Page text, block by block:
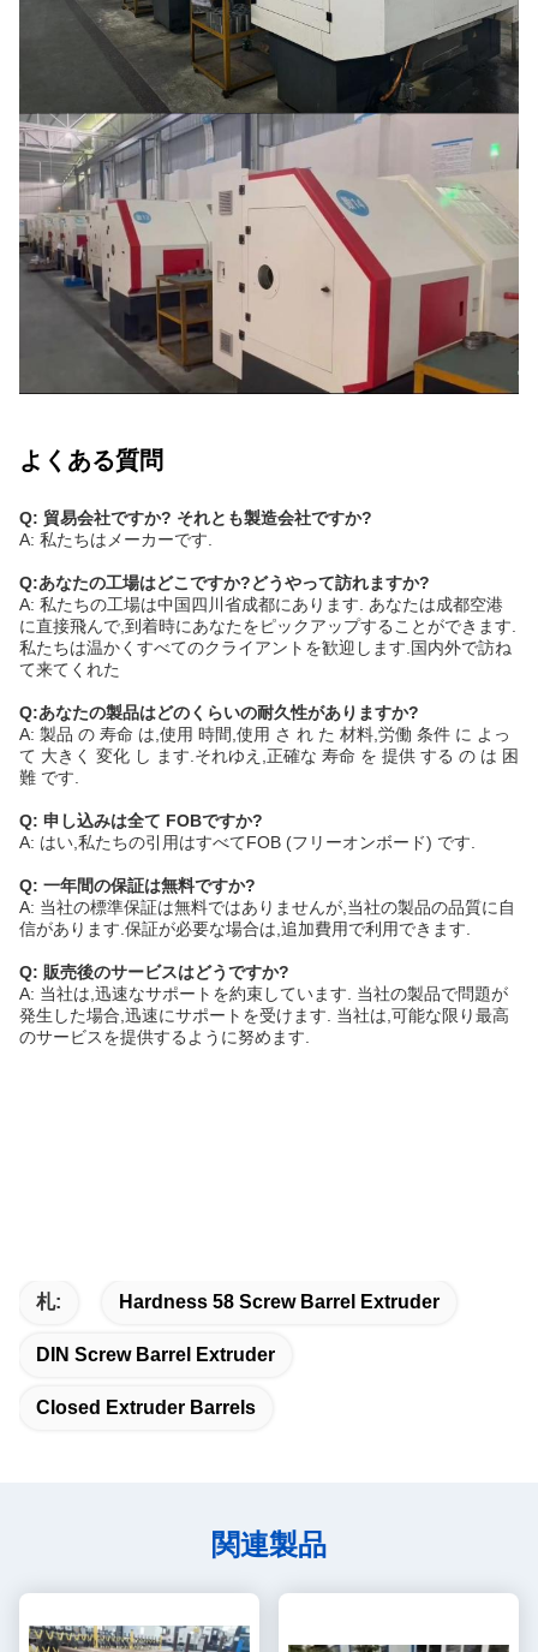
よくある質問
Q: 貿易会社ですか? それとも製造会社ですか?
A: 私たちはメーカーです.
Q:あなたの工場はどこですか?どうやって訪れますか?
A: 私たちの工場は中国四川省成都にあります. あなたは成都空港
に直接飛んで,到着時にあなたをピックアップすることができます.
私たちは温かくすべてのクライアントを歓迎します.国内外で訪ね
て来てくれた
Q:あなたの製品はどのくらいの耐久性がありますか?
A: 製品 の 寿命 は,使用 時間,使用 さ れ た 材料,労働 条件 に よっ
て 大きく 変化 し ます.それゆえ,正確な 寿命 を 提供 する の は 困
難 です.
Q: 申し込みは全て FOBですか?
A: はい,私たちの引用はすべてFOB (フリーオンボード) です.
Q: 一年間の保証は無料ですか?
A: 当社の標準保証は無料ではありませんが,当社の製品の品質に自
信があります.保証が必要な場合は,追加費用で利用できます.
Q: 販売後のサービスはどうですか?
A: 当社は,迅速なサポートを約束しています. 当社の製品で問題が
発生した場合,迅速にサポートを受けます. 当社は,可能な限り最高
のサービスを提供するように努めます.
札: Hardness 58 Screw Barrel Extruder
DIN Screw Barrel Extruder
Closed Extruder Barrels
関連製品